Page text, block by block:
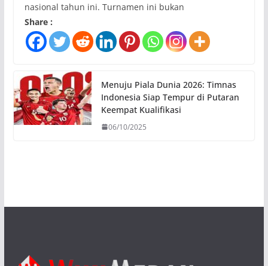
nasional tahun ini. Turnamen ini bukan
Share :
Menuju Piala Dunia 2026: Timnas
Indonesia Siap Tempur di Putaran
Keempat Kualifikasi
06/10/2025